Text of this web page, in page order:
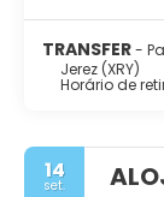
TRANSFER-
Jerez (XRY)
Horário de
14
set.